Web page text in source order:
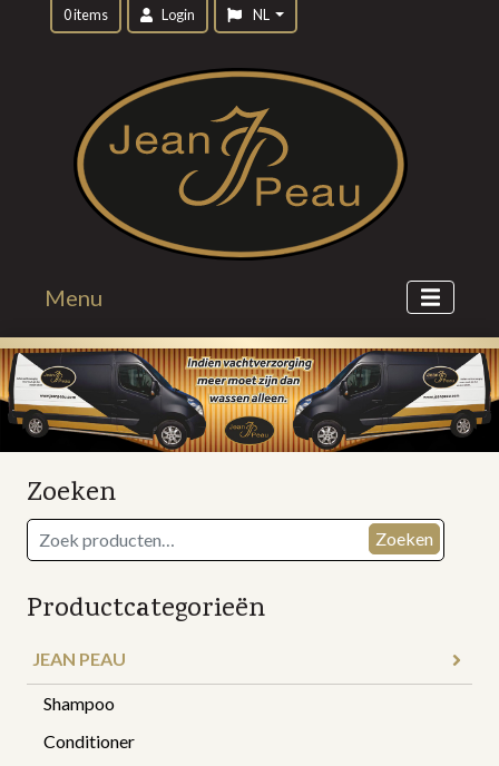
0 items Login NL
Menu
Zoeken
Zoeken
naar:
Zoeken
Productcategorieën
JEAN PEAU
Shampoo
Conditioner